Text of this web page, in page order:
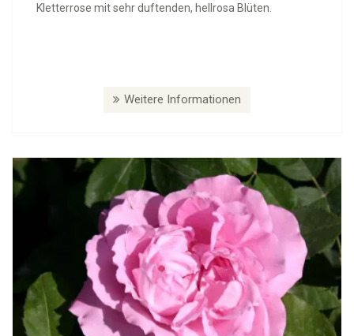
Kletterrose mit sehr duftenden, hellrosa Blüten.
Weitere Informationen